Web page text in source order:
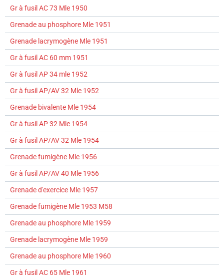
Gr à fusil AC 73 Mle 1950
Grenade au phosphore Mle 1951
Grenade lacrymogène Mle 1951
Gr à fusil AC 60 mm 1951
Gr à fusil AP 34 mle 1952
Gr à fusil AP/AV 32 Mle 1952
Grenade bivalente Mle 1954
Gr à fusil AP 32 Mle 1954
Gr à fusil AP/AV 32 Mle 1954
Grenade fumigène Mle 1956
Gr à fusil AP/AV 40 Mle 1956
Grenade d'exercice Mle 1957
Grenade fumigène Mle 1953 M58
Grenade au phosphore Mle 1959
Grenade lacrymogène Mle 1959
Grenade au phosphore Mle 1960
Gr à fusil AC 65 Mle 1961